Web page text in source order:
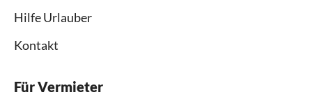
Hilfe Urlauber
Kontakt
Für Vermieter